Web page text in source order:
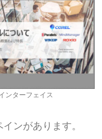
ンターフェイス
ンがあります。